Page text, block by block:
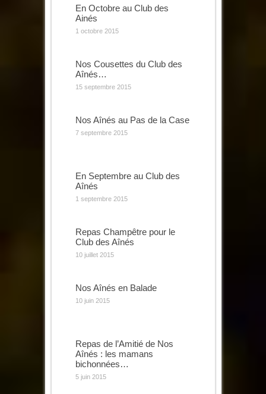
En Octobre au Club des
Ainés
1 octobre 2015
Nos Cousettes du Club des
Aînés…
15 septembre 2015
Nos Aînés au Pas de la Case
7 septembre 2015
En Septembre au Club des
Aînés
1 septembre 2015
Repas Champêtre pour le
Club des Aînés
10 juillet 2015
Nos Aînés en Balade
10 juin 2015
Repas de l’Amitié de Nos
Aînés : les mamans
bichonnées…
5 juin 2015